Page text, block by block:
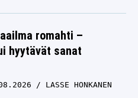
romahti –
hyytävät sanat
LASSE HONKANEN